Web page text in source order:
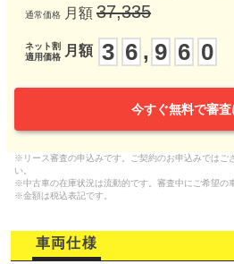
通常価格 月額 37,335
ネット割
適用価格
月額 3 6 , 9 6 0
今すぐ無料で審
※リース審査の申込みです。ご契約のお申込みではご
い。
※中古車の在庫状況は流動的です。審査中にご希望の
※金額は税込表記です。
車両仕様